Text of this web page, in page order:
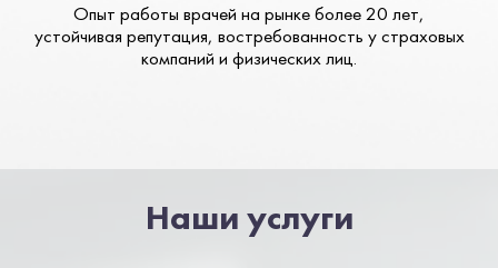
Опыт работы врачей на рынке более 20 лет,
устойчивая репутация, востребованность у страховых
компаний и физических лиц.
Наши услуги